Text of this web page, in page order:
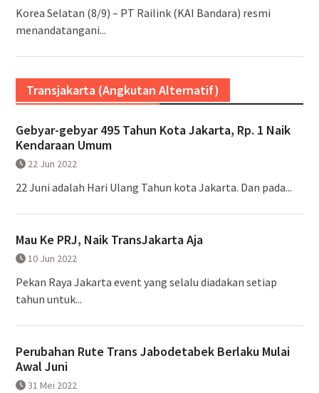
Korea Selatan (8/9) – PT Railink (KAI Bandara) resmi
menandatangani...
Transjakarta (Angkutan Alternatif)
Gebyar-gebyar 495 Tahun Kota Jakarta, Rp. 1 Naik
Kendaraan Umum
22 Jun 2022
22 Juni adalah Hari Ulang Tahun kota Jakarta. Dan pada...
Mau Ke PRJ, Naik TransJakarta Aja
10 Jun 2022
Pekan Raya Jakarta event yang selalu diadakan setiap
tahun untuk...
Perubahan Rute Trans Jabodetabek Berlaku Mulai
Awal Juni
31 Mei 2022